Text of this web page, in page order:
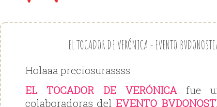
EL TOCADOR DE VERÓNICA - EVENTO
Holaaa preciosurassss
EL TOCADOR DE VERÓNICAfue
colaboradoras del EVENTO